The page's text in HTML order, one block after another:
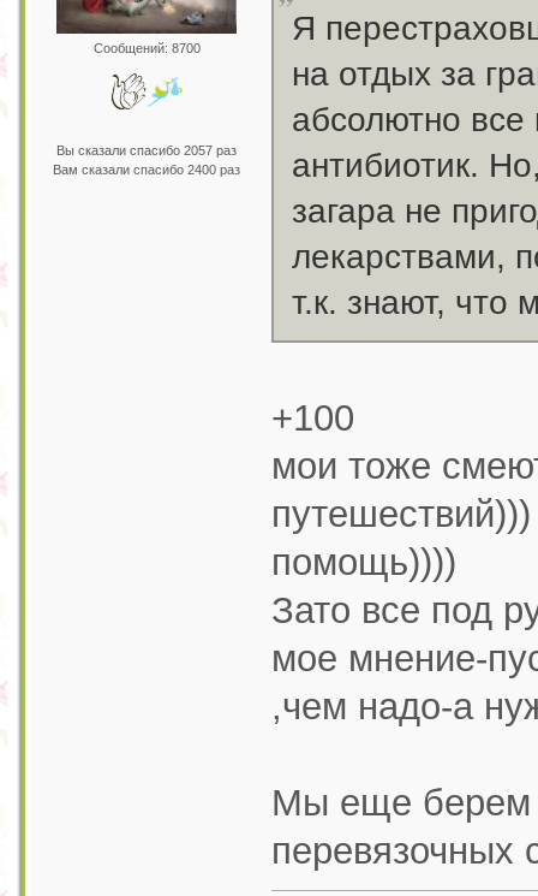
Сообщений: 8700
Вы сказали спасибо 2057 раз
Вам сказали спасибо 2400 раз
Я
на отдых за
абсолютно
антибиотик.
загара не
лекарствами,
т.к. знают, что
+100
мои тоже
помощь))))
Зато все под
мое мнение-
,чем надо-а
Мы еще берем
перевязочных